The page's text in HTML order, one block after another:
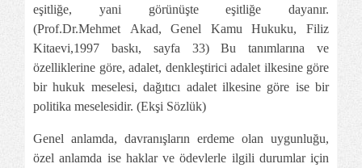
eşitliğe, yani görünüşte eşitliğe dayanır.
(Prof.Dr.Mehmet Akad, Genel Kamu Hukuku, Filiz
Kitaevi,1997 baskı, sayfa 33) Bu tanımlarına ve
özelliklerine göre, adalet, denkleştirici adalet ilkesine göre
bir hukuk meselesi, dağıtıcı adalet ilkesine göre ise bir
politika meselesidir. (Ekşi Sözlük)
Genel anlamda, davranışların erdeme olan uygunluğu,
özel anlamda ise haklar ve ödevlerle ilgili durumlar için